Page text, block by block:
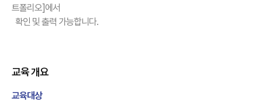
트폴리오]에서
확인 및 출력 가능합니다.
교육 개요
교육대상